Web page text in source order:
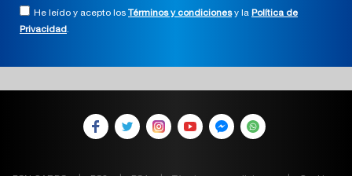
He leído y acepto los Términos y condicionesy la Política de
Privacidad.